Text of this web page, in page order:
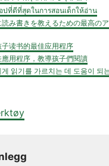
ที่ดีที่สุดในการสอนเด็กให้อ่าน
み書きを教えるための最高の
读书的最佳应用程序
用程序，教導孩子們閱讀
읽기를 가르치는 데 도움이 되